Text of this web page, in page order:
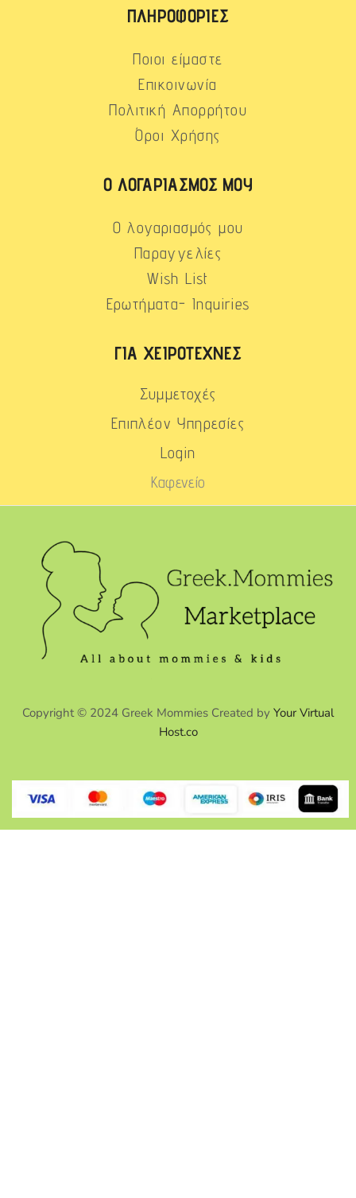
ΠΛΗΡΟΦΟΡΊΕΣ
Ποιοι είμαστε
Επικοινωνία
Πολιτική Απορρήτου
Όροι Χρήσης
Ο ΛΟΓΑΡΙΑΣΜΌΣ ΜΟΥ
Ο λογαριασμός μου
Παραγγελίες
Wish List
Ερωτήματα- Inquiries
ΓΙΑ ΧΕΙΡΟΤΈΧΝΕΣ
Συμμετοχές
Επιπλέον Υπηρεσίες
Login
Καφενείο
Copyright © 2024 Greek Mommies Created by Your Virtual
Host.co